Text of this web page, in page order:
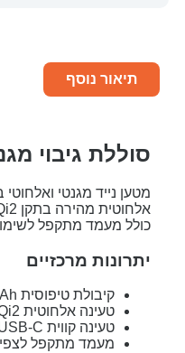
תיאור נוסף
סוללת גיבוי
כולל מעמד מתקפל
יתרונות מרכזיים
קיבולת טיפוסית 5,000mAh
טעינה אלחוטית Qi2 עד 15W
טעינה קווית USB-C עד 25W
מעמד מתקפל